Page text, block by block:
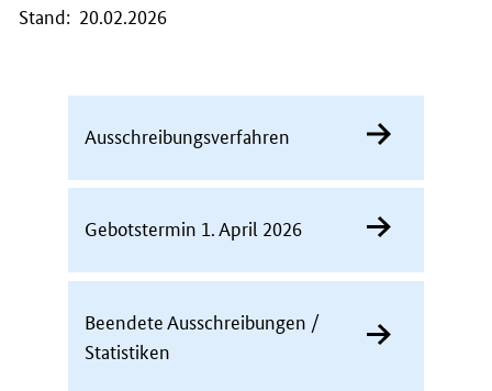
Stand: 20.02.2026
Ausschreibungsverfahren
Gebotstermin 1. April 2026
Beendete Ausschreibungen /
Statistiken